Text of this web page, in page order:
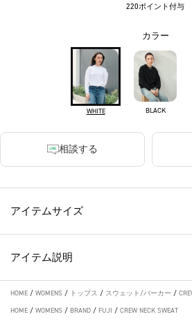
220ポイント付与
カラー
WHITE BLACK
相談する
アイテムサイズ
アイテム説明
HOME / WOMENS / トップス / スウェット/パーカー /
HOME / WOMENS / BRAND / FUJI / CREW NECK SWEAT